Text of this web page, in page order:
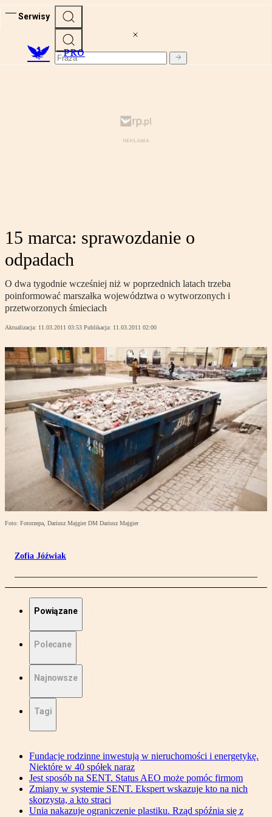
Serwisy
PRO
15 marca: sprawozdanie o
odpadach
O dwa tygodnie wcześniej niż w poprzednich latach trzeba
poinformować marszałka województwa o wytworzonych i
przetworzonych śmieciach
Aktualizacja: 11.03.2011 03:53 Publikacja: 11.03.2011 02:00
Foto: Fotorzepa, Dariusz Majgier DM Dariusz Majgier
Zofia Jóźwiak
Powiązane
Polecane
Najnowsze
Tagi
Fundacje rodzinne inwestują w nieruchomości i energetykę.
Niektóre w 40 spółek naraz
Jest sposób na SENT. Status AEO może pomóc firmom
Zmiany w systemie SENT. Ekspert wskazuje kto na nich
skorzysta, a kto straci
Unia nakazuje ograniczenie plastiku. Rząd spóźnia się z